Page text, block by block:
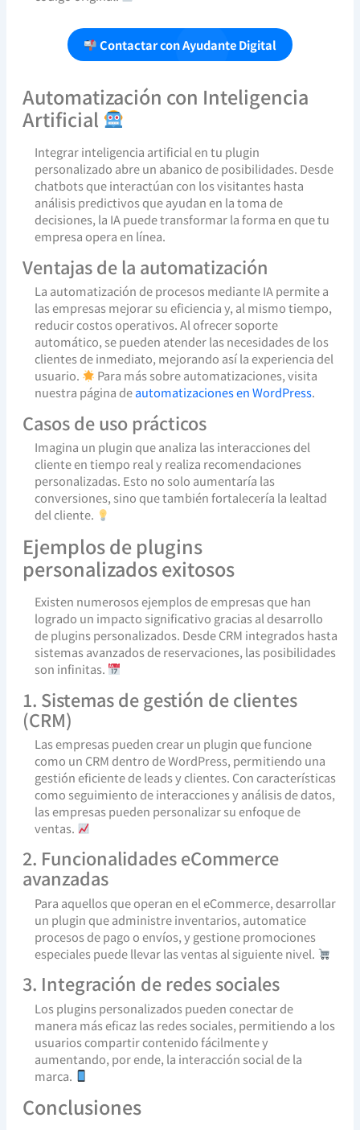
Contactar con Ayudante Digital
Automatización con Inteligencia
Artificial
Integrar inteligencia artificial en tu plugin
personalizado abre un abanico de posibilidades. Desde
chatbots que interactúan con los visitantes hasta
análisis predictivos que ayudan en la toma de
decisiones, la IA puede transformar la forma en que tu
empresa opera en línea.
Ventajas de la automatización
La automatización de procesos mediante IA permite a
las empresas mejorar su eficiencia y, al mismo tiempo,
reducir costos operativos. Al ofrecer soporte
automático, se pueden atender las necesidades de los
clientes de inmediato, mejorando así la experiencia del
usuario.
Para más sobre automatizaciones, visita
nuestra página deautomatizaciones en WordPress.
Casos de uso prácticos
Imagina un plugin que analiza las interacciones del
cliente en tiempo real y realiza recomendaciones
personalizadas. Esto no solo aumentaría las
conversiones, sino que también fortalecería la lealtad
del cliente.
Ejemplos de plugins
personalizados exitosos
Existen numerosos ejemplos de empresas que han
logrado un impacto significativo gracias al desarrollo
de plugins personalizados. Desde CRM integrados hasta
sistemas avanzados de reservaciones, las posibilidades
son infinitas.
1. Sistemas de gestión de clientes
(CRM)
Las empresas pueden crear un plugin que funcione
como un CRM dentro de WordPress, permitiendo una
gestión eficiente de leads y clientes. Con características
como seguimiento de interacciones y análisis de datos,
las empresas pueden personalizar su enfoque de
ventas.
2. Funcionalidades eCommerce
avanzadas
Para aquellos que operan en el eCommerce, desarrollar
un plugin que administre inventarios, automatice
procesos de pago o envíos, y gestione promociones
especiales puede llevar las ventas al siguiente nivel.
3. Integración de redes sociales
Los plugins personalizados pueden conectar de
manera más eficaz las redes sociales, permitiendo a los
usuarios compartir contenido fácilmente y
aumentando, por ende, la interacción social de la
marca.
Conclusiones